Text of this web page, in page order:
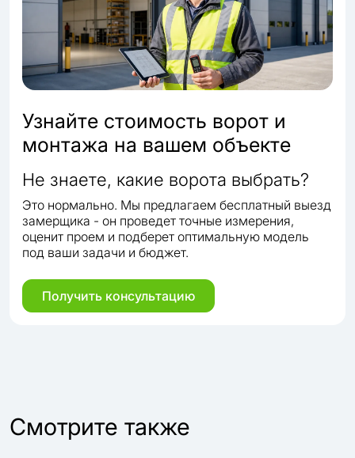
Узнайте стоимость ворот и
монтажа на вашем объекте
Не знаете, какие ворота выбрать?
Это нормально. Мы предлагаем бесплатный выезд
замерщика - он проведет точные измерения,
оценит проем и подберет оптимальную модель
под ваши задачи и бюджет.
Получить консультацию
Cмотрите также